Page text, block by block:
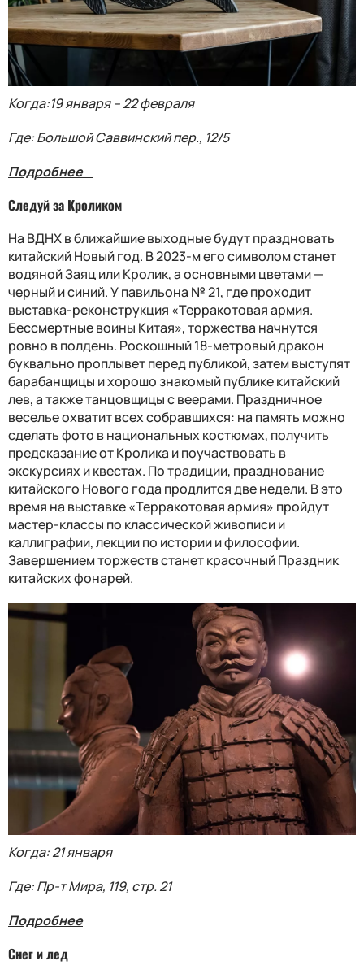
Когда:19 января – 22 февраля
Где: Большой Саввинский пер., 12/5
Подробнее⠀
Следуй за Кроликом
На ВДНХ в ближайшие выходные будут праздновать
китайский Новый год. В 2023-м его символом станет
водяной Заяц или Кролик, а основными цветами —
черный и синий. У павильона № 21, где проходит
выставка-реконструкция «Терракотовая армия.
Бессмертные воины Китая», торжества начнутся
ровно в полдень. Роскошный 18-метровый дракон
буквально проплывет перед публикой, затем выступят
барабанщицы и хорошо знакомый публике китайский
лев, а также танцовщицы с веерами. Праздничное
веселье охватит всех собравшихся: на память можно
сделать фото в национальных костюмах, получить
предсказание от Кролика и поучаствовать в
экскурсиях и квестах. По традиции, празднование
китайского Нового года продлится две недели. В это
время на выставке «Терракотовая армия» пройдут
мастер-классы по классической живописи и
каллиграфии, лекции по истории и философии.
Завершением торжеств станет красочный Праздник
китайских фонарей.
Когда: 21 января
Где: Пр-т Мира, 119, стр. 21
Подробнее
Снег и лед